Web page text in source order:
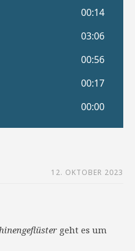
12. OKTOBER 2023
geht es um